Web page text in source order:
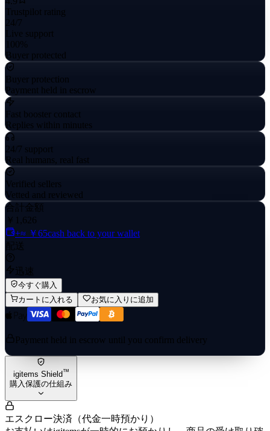
Trustpilot rating
24/7
Live support
100%
Buyer protected
Buyer protection
Payment held in escrow
Fast booster contact
Replies within minutes
24/7 support
Real humans, real fast
Verified sellers
Vetted and reviewed
合計金額
￥1,626
+≈ ￥65cash back to your wallet
配送
迅速
今すぐ購入
カートに入れる
お気に入りに追加
Payment held in escrow until you confirm delivery
igitems Shield™
購入保護の仕組み
エスクロー決済（代金一時預かり）